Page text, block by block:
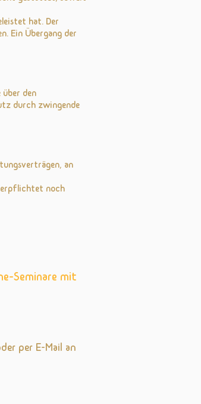
hat. Der
Ein Übergang der
über den
durch zwingende
an
noch
Seminare mit
per E-Mail an